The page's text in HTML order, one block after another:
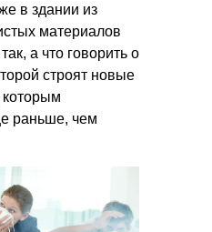
в здании из
материалов
а что говорить о
строят новые
которым
раньше, чем